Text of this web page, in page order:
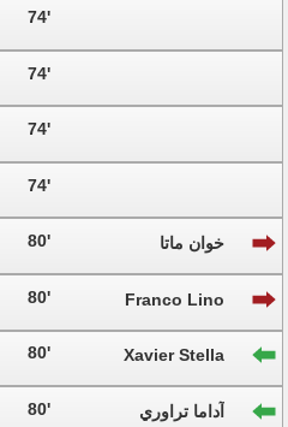
74'
74'
74'
74'
خوان ماتا 80'
Franco Lino
80'
Xavier Stella
80'
آداما تراوري 80'